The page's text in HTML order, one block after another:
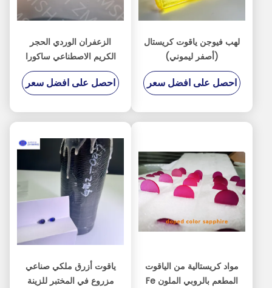
لهب فيوجن ياقوت كريستال
(أصفر ليموني)
احصل على افضل سعر
الزعفران الوردي الحجر
الكريم الاصطناعي ساكورا
الزهري المواد الخام لصنع
المجوهرات صلابة موح 9
احصل على افضل سعر
مواد كريستالية من الياقوت
المطعم بالروبي الملون Fe
ياقوت أزرق ملكي صناعي
مزروع في المختبر للزينة